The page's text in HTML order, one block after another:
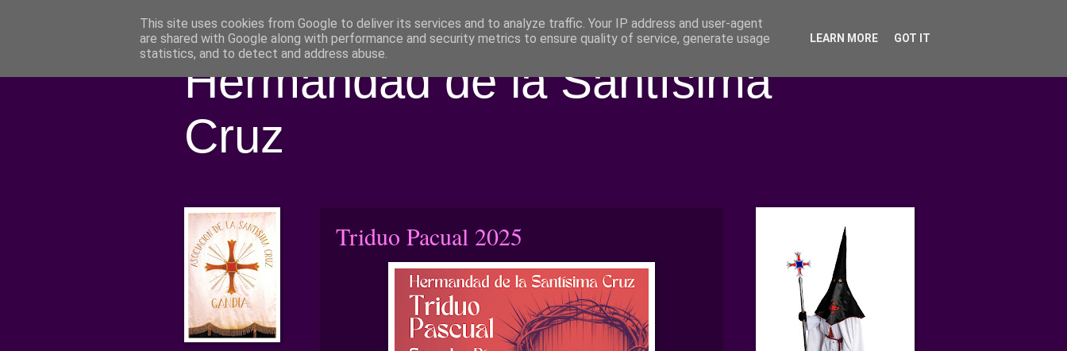
Hermandad de la Santísima
Cruz
Triduo Pacual 2025
This site uses cookies from Google to deliver its services and to analyze traffic. Your IP address and user-agent
are shared with Google along with performance and security metrics to ensure quality of service, generate usage
statistics, and to detect and address abuse.
LEARN MORE GOT IT